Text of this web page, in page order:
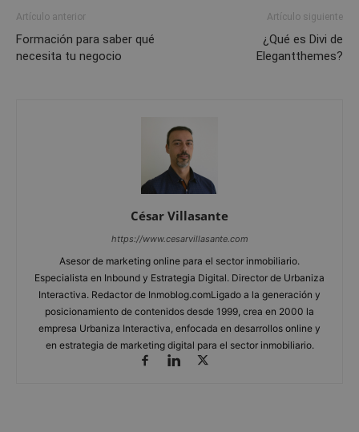
Artículo anterior
Formación para saber qué
necesita tu negocio
Artículo siguiente
¿Qué es Divi de
Elegantthemes?
César Villasante
https://www.cesarvillasante.com
Asesor de marketing online para el sector inmobiliario.
Especialista en Inbound y Estrategia Digital. Director de Urbaniza
Interactiva. Redactor de Inmoblog.comLigado a la generación y
posicionamiento de contenidos desde 1999, crea en 2000 la
empresa Urbaniza Interactiva, enfocada en desarrollos online y
en estrategia de marketing digital para el sector inmobiliario.